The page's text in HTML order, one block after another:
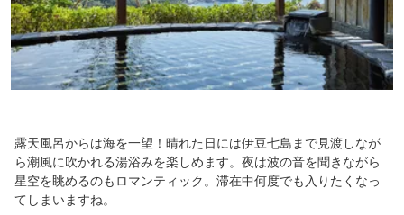
露天風呂からは海を一望！晴れた日には伊豆七島まで見渡しなが
ら潮風に吹かれる湯浴みを楽しめます。夜は波の音を聞きながら
星空を眺めるのもロマンティック。滞在中何度でも入りたくなっ
てしまいますね。